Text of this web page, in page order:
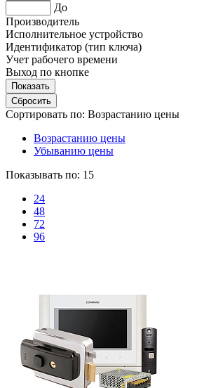
До
Производитель
Исполнительное устройство
Идентификатор (тип ключа)
Учет рабочего времени
Выход по кнопке
Сортировать по: Возрастанию цены
Возрастанию цены
Убыванию цены
Показывать по: 15
24
48
72
96